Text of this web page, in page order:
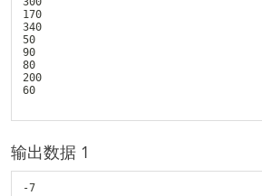
170
340
50
90
80
200
60
输出数据 1
-7